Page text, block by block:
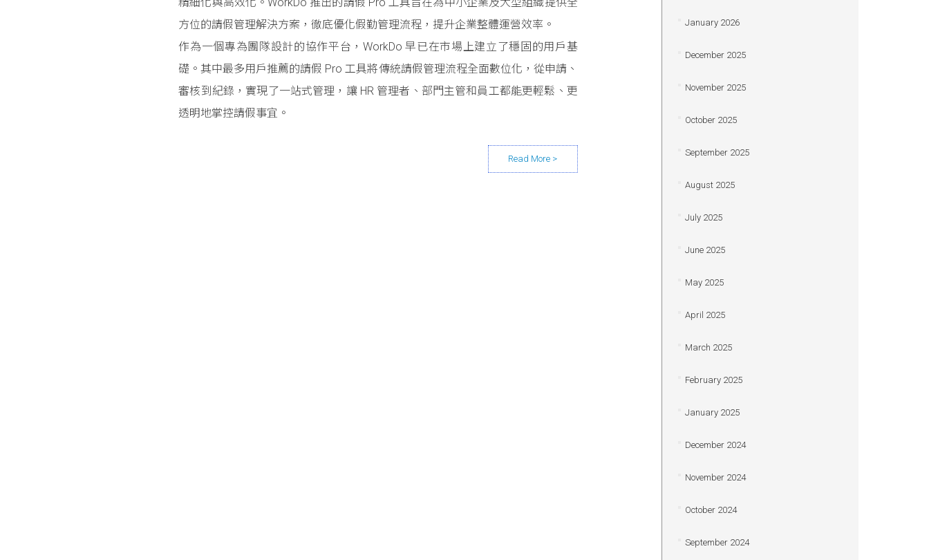
方位的請假管理解決方案，徹底優化假勤管理流程，提升企業整體運營效率。
作為一個專為團隊設計的協作平台，WorkDo 早已在市場上建立了穩固的用戶基
礎。其中最多用戶推薦的請假 Pro 工具將傳統請假管理流程全面數位化，從申請、
審核到紀錄，實現了一站式管理，讓 HR 管理者、部門主管和員工都能更輕鬆、更
透明地掌控請假事宜。
January 2026
December 2025
November 2025
October 2025
September 2025
August 2025
July 2025
June 2025
May 2025
April 2025
March 2025
February 2025
January 2025
December 2024
November 2024
October 2024
September 2024